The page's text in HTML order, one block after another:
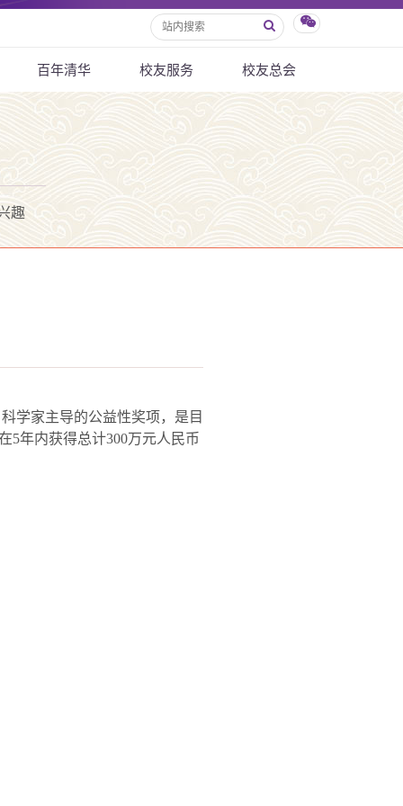
百年清华 校友服务 校友总会
趣
学家主导的公益性奖项，是目
5年内获得总计300万元人民币